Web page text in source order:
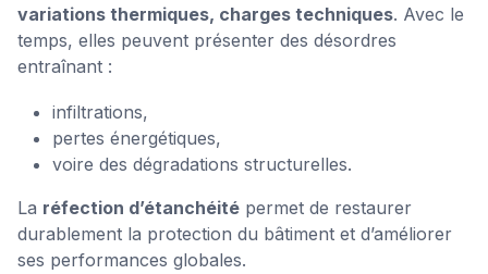
variations thermiques, charges techniques. Avec le
temps, elles peuvent présenter des désordres
entraînant :
infiltrations,
pertes énergétiques,
voire des dégradations structurelles.
La réfection d’étanchéité permet de restaurer
durablement la protection du bâtiment et d’améliorer
ses performances globales.